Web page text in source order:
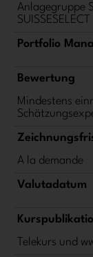
Anlagegruppe
SUISSESELECT
Portfolio
Bewertung
Mindestens
A la demande
Valutadatum
Telekurs und